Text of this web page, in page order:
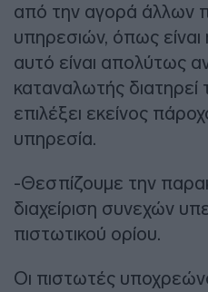
από την αγορά άλλων
υπηρεσιών, όπως
αυτό είναι απολύτως
καταναλωτής διατηρεί
επιλέξει εκείνος
υπηρεσία.
-Θεσπίζουμε την
διαχείριση συνεχών
πιστωτικού ορίου.
Οι πιστωτές